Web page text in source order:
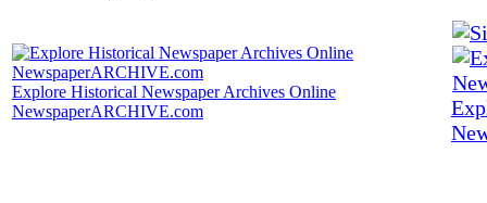
Explore Historical Newspaper Archives Online
NewspaperARCHIVE.com